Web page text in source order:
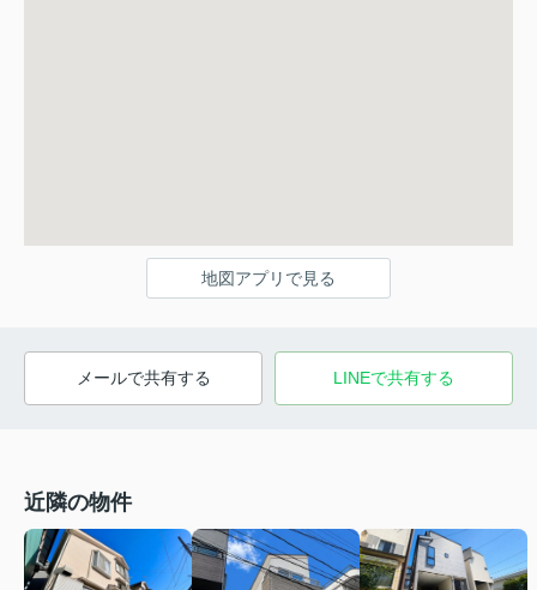
地図アプリで見る
メールで共有する LINEで共有する
近隣の物件